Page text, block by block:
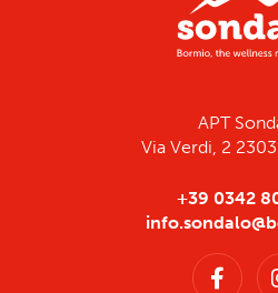
APT
Via Verdi, 2
+39 0342